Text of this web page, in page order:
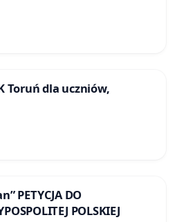
Toruń dla uczniów,
PETYCJA DO
POLSKIEJ